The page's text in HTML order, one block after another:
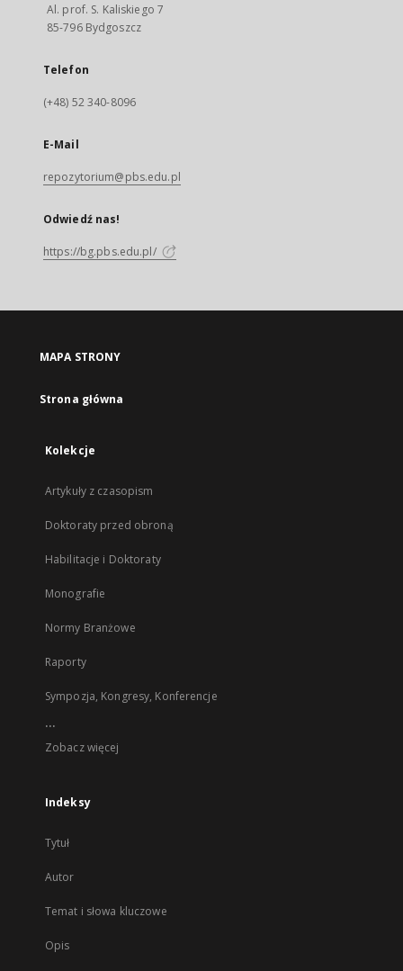
Al. prof. S. Kaliskiego 7
85-796 Bydgoszcz
Telefon
(+48) 52 340-8096
E-Mail
repozytorium@pbs.edu.pl
Odwiedź nas!
https://bg.pbs.edu.pl/
MAPA STRONY
Strona główna
Kolekcje
Artykuły z czasopism
Doktoraty przed obroną
Habilitacje i Doktoraty
Monografie
Normy Branżowe
Raporty
Sympozja, Kongresy, Konferencje
...
Zobacz więcej
Indeksy
Tytuł
Autor
Temat i słowa kluczowe
Opis